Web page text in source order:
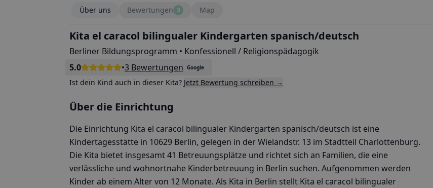
Über uns Bewertungen 3 Map
Kita el caracol bilingualer Kindergarten spanisch/deutsch
Berliner Bildungsprogramm • Konfessionell / Religionspädagogik
5.0
•3 Bewertungen Google
Ist dein Kind auch in dieser Kita? Jetzt Bewertung schreiben →
Über die Einrichtung
Die Einrichtung Kita el caracol bilingualer Kindergarten spanisch/deutsch ist eine
Kindertagesstätte in 10629 Berlin, gelegen in der Wielandstr. 13 im Stadtteil Charlottenburg.
Die Kita bietet insgesamt 41 Betreuungsplätze und richtet sich an Familien, die eine
verlässliche und wohnortnahe Kinderbetreuung in Berlin suchen. Aufgenommen werden
Kinder ab einem Alter von 12 Monate. Als Kita in Berlin stellt Kita el caracol bilingualer